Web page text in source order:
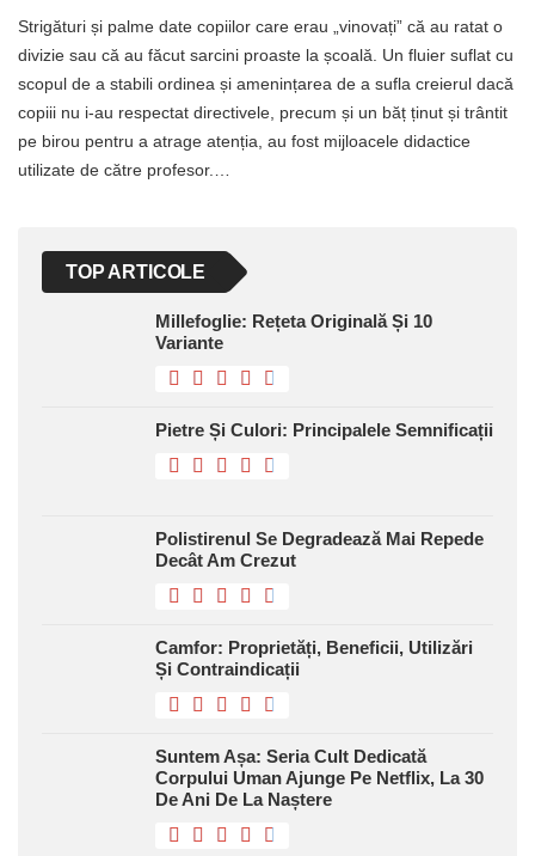
Strigături și palme date copiilor care erau „vinovați” că au ratat o
divizie sau că au făcut sarcini proaste la școală. Un fluier suflat cu
scopul de a stabili ordinea și amenințarea de a sufla creierul dacă
copiii nu i-au respectat directivele, precum și un băț ținut și trântit
pe birou pentru a atrage atenția, au fost mijloacele didactice
utilizate de către profesor.…
TOP ARTICOLE
Millefoglie: Rețeta Originală Și 10
Variante
Pietre Și Culori: Principalele Semnificații
Polistirenul Se Degradează Mai Repede
Decât Am Crezut
Camfor: Proprietăți, Beneficii, Utilizări
Și Contraindicații
Suntem Așa: Seria Cult Dedicată
Corpului Uman Ajunge Pe Netflix, La 30
De Ani De La Naștere